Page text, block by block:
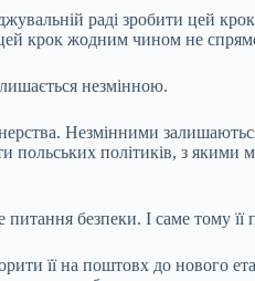
раді зробити цей
крок жодним чином не
незмінною.
Незмінними
польських політиків, з
безпеки. І саме тому її
її на поштовх до нового